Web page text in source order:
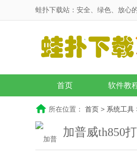
蛙扑下载站：安全、绿色、放心
首页 软件教
所在位置： 首页 > 系统工具
加普威th850